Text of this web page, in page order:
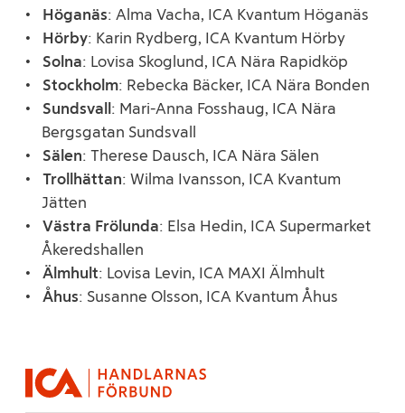
Höganäs: Alma Vacha, ICA Kvantum Höganäs
Hörby: Karin Rydberg, ICA Kvantum Hörby
Solna: Lovisa Skoglund, ICA Nära Rapidköp
Stockholm: Rebecka Bäcker, ICA Nära Bonden
Sundsvall: Mari-Anna Fosshaug, ICA Nära
Bergsgatan Sundsvall
Sälen: Therese Dausch, ICA Nära Sälen
Trollhättan: Wilma Ivansson, ICA Kvantum
Jätten
Västra Frölunda: Elsa Hedin, ICA Supermarket
Åkeredshallen
Älmhult: Lovisa Levin, ICA MAXI Älmhult
Åhus: Susanne Olsson, ICA Kvantum Åhus